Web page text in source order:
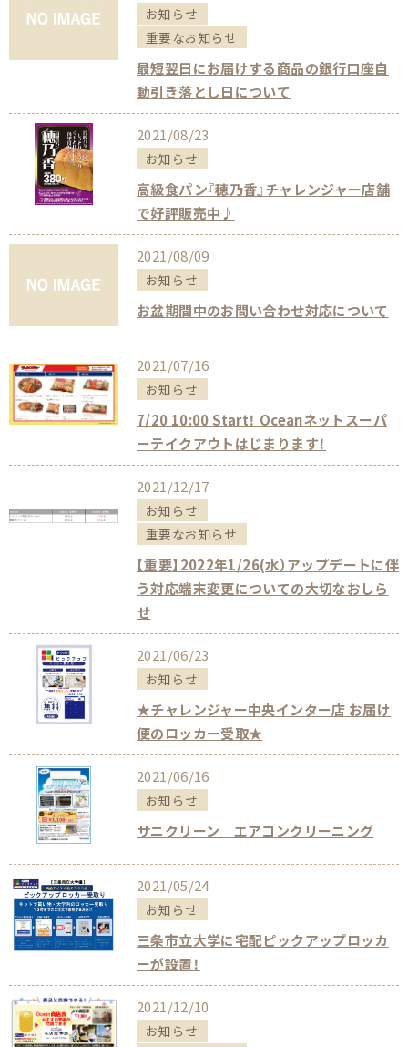
お知らせ
重要なお知らせ
最短翌日にお届けする商品の銀行口座自
動引き落とし日について
2021/08/23
お知らせ
高級食パン『穂乃香』チャレンジャー店舗
で好評販売中♪
2021/08/09
お知らせ
お盆期間中のお問い合わせ対応について
2021/07/16
お知らせ
7/20 10:00 Start！ Oceanネットスーパ
ーテイクアウトはじまります！
2021/12/17
お知らせ
重要なお知らせ
【重要】2022年1/26(水）アップデートに伴
う対応端末変更についての大切なおしら
せ
2021/06/23
お知らせ
★チャレンジャー中央インター店 お届け
便のロッカー受取★
2021/06/16
お知らせ
サニクリーン エアコンクリーニング
2021/05/24
お知らせ
三条市立大学に宅配ピックアップロッカ
ーが設置！
2021/12/10
お知らせ